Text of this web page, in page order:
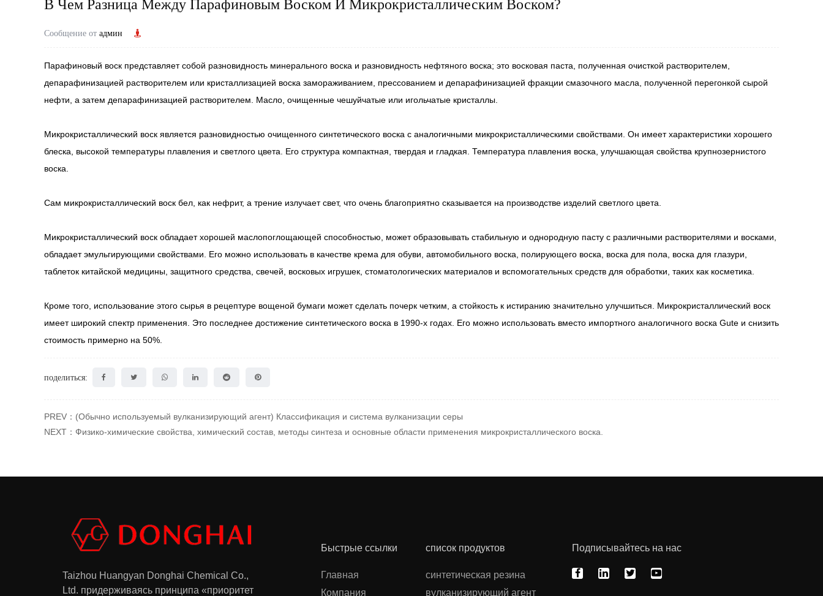
В Чем Разница Между Парафиновым Воском И Микрокристаллическим Воском?
Сообщение от админ
Парафиновый воск представляет собой разновидность минерального воска и разновидность нефтяного воска; это восковая паста, полученная очисткой растворителем,
депарафинизацией растворителем или кристаллизацией воска замораживанием, прессованием и депарафинизацией фракции смазочного масла, полученной перегонкой сырой
нефти, а затем депарафинизацией растворителем. Масло, очищенные чешуйчатые или игольчатые кристаллы.
Микрокристаллический воск является разновидностью очищенного синтетического воска с аналогичными микрокристаллическими свойствами. Он имеет характеристики хорошего
блеска, высокой температуры плавления и светлого цвета. Его структура компактная, твердая и гладкая. Температура плавления воска, улучшающая свойства крупнозернистого
воска.
Сам микрокристаллический воск бел, как нефрит, а трение излучает свет, что очень благоприятно сказывается на производстве изделий светлого цвета.
Микрокристаллический воск обладает хорошей маслопоглощающей способностью, может образовывать стабильную и однородную пасту с различными растворителями и восками,
обладает эмульгирующими свойствами. Его можно использовать в качестве крема для обуви, автомобильного воска, полирующего воска, воска для пола, воска для глазури,
таблеток китайской медицины, защитного средства, свечей, восковых игрушек, стоматологических материалов и вспомогательных средств для обработки, таких как косметика.
Кроме того, использование этого сырья в рецептуре вощеной бумаги может сделать почерк четким, а стойкость к истиранию значительно улучшиться. Микрокристаллический воск
имеет широкий спектр применения. Это последнее достижение синтетического воска в 1990-х годах. Его можно использовать вместо импортного аналогичного воска Gute и снизить
стоимость примерно на 50%.
поделиться:
PREV：(Обычно используемый вулканизирующий агент) Классификация и система вулканизации серы
NEXT：Физико-химические свойства, химический состав, методы синтеза и основные области применения микрокристаллического воска.
Taizhou Huangyan Donghai Chemical Co.,
Ltd. придерживаясь принципа «приоритет
Быстрые ссылки
Главная
Компания
список продуктов
синтетическая резина
вулканизирующий агент
Подписывайтесь на нас